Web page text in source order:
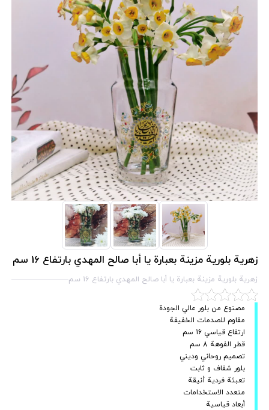
زهرية بلورية مزينة بعبارة يا أبا صالح المهدي بارتفاع 16 سم
زهرية بلورية مزينة بعبارة يا أبا صالح المهدي بارتفاع 16 سم
مصنوع من بلور عالي الجودة
مقاوم للصدمات الخفيفة
ارتفاع قياسي 16 سم
قطر الفوهة 8 سم
تصميم روحاني وديني
بلور شفاف و ثابت
تعبئة فردية أنيقة
متعدد الاستخدامات
أبعاد قياسية